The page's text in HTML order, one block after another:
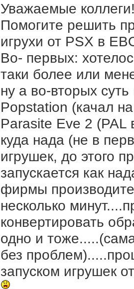
Уважаемые
Помогите решить
игрухи от PSX в
Во- первых:
таки более или
ну а во-вторых
Popstation (качал
Parasite Eve 2 (PAL
куда нада (не в
игрушек, до этого
запускается как
фирмы
несколько
конвертировать
одно и
без
запуском игрушек